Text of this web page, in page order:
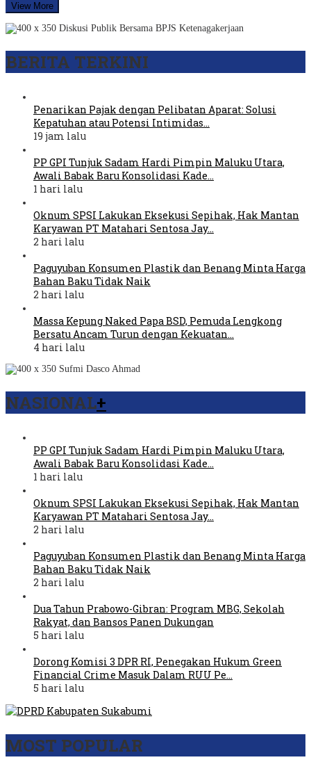
View More
BERITA TERKINI
Penarikan Pajak dengan Pelibatan Aparat: Solusi
Kepatuhan atau Potensi Intimidas…
19 jam lalu
PP GPI Tunjuk Sadam Hardi Pimpin Maluku Utara,
Awali Babak Baru Konsolidasi Kade…
1 hari lalu
Oknum SPSI Lakukan Eksekusi Sepihak, Hak Mantan
Karyawan PT Matahari Sentosa Jay…
2 hari lalu
Paguyuban Konsumen Plastik dan Benang Minta Harga
Bahan Baku Tidak Naik
2 hari lalu
Massa Kepung Naked Papa BSD, Pemuda Lengkong
Bersatu Ancam Turun dengan Kekuatan…
4 hari lalu
NASIONAL+
PP GPI Tunjuk Sadam Hardi Pimpin Maluku Utara,
Awali Babak Baru Konsolidasi Kade…
1 hari lalu
Oknum SPSI Lakukan Eksekusi Sepihak, Hak Mantan
Karyawan PT Matahari Sentosa Jay…
2 hari lalu
Paguyuban Konsumen Plastik dan Benang Minta Harga
Bahan Baku Tidak Naik
2 hari lalu
Dua Tahun Prabowo-Gibran: Program MBG, Sekolah
Rakyat, dan Bansos Panen Dukungan
5 hari lalu
Dorong Komisi 3 DPR RI, Penegakan Hukum Green
Financial Crime Masuk Dalam RUU Pe…
5 hari lalu
MOST POPULAR